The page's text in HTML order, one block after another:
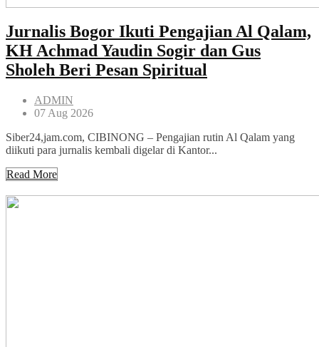
Jurnalis Bogor Ikuti Pengajian Al Qalam,
KH Achmad Yaudin Sogir dan Gus
Sholeh Beri Pesan Spiritual
ADMIN
07 Aug 2026
Siber24,jam.com, CIBINONG – Pengajian rutin Al Qalam yang
diikuti para jurnalis kembali digelar di Kantor...
Read More